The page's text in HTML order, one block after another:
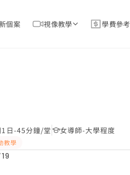
個案 視像教學 學費參考
1日-45分鐘/堂 女導師-大學程度
教學